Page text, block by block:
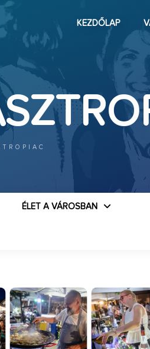
KEZDŐLAP
ÉLET A VÁROSBAN